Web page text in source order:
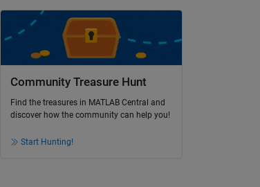
Community Treasure Hunt
Find the treasures in MATLAB Central and
discover how the community can help you!
Start Hunting!